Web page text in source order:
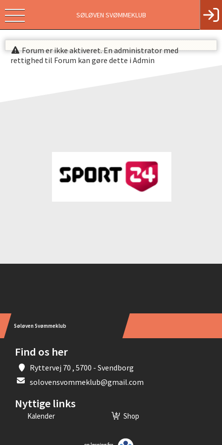
SØLØVEN SVØMMEKLUB
Forum er ikke aktiveret. En administrator med
rettighed til Forum kan gøre dette i Admin
Søløven Svømmeklub
Find os her
Ryttervej 70 , 5700 - Svendborg
solovensvommeklub@gmail.com
Nyttige links
Kalender Shop